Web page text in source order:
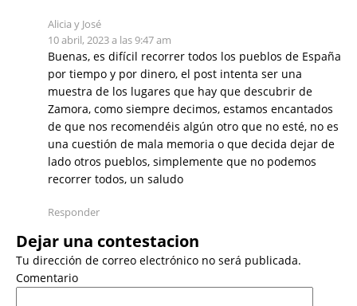
Alicia y José
10 abril, 2023 a las 9:47 am
Buenas, es difícil recorrer todos los pueblos de España
por tiempo y por dinero, el post intenta ser una
muestra de los lugares que hay que descubrir de
Zamora, como siempre decimos, estamos encantados
de que nos recomendéis algún otro que no esté, no es
una cuestión de mala memoria o que decida dejar de
lado otros pueblos, simplemente que no podemos
recorrer todos, un saludo
Responder
Dejar una contestacion
Tu dirección de correo electrónico no será publicada.
Comentario